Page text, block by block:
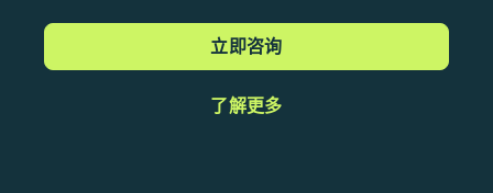
立即咨询
了解更多